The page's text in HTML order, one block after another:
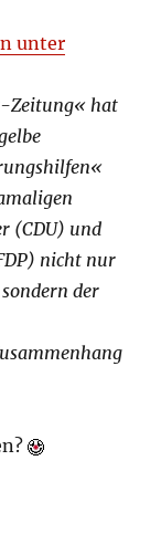
unter
Zeitung« hat
(CDU) und
nicht nur
der